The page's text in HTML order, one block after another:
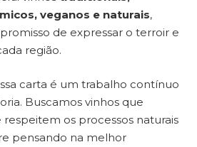
veganos e naturais,
de expressar o terroir e
região.
carta é um trabalho contínuo
Buscamos vinhos que
os processos naturais
pensando na melhor